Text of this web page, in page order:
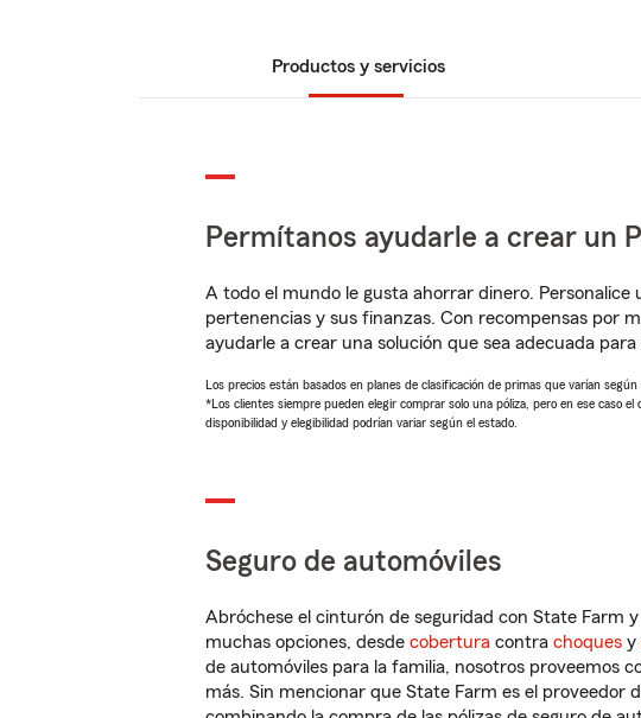
Productos y servicios
Permítanos ayudarle a crear un
A todo el mundo le gusta ahorrar dinero.
pertenencias y sus finanzas. Con recompensas por
ayudarle a crear una solución que sea adecuada para
Los precios están basados en planes de clasificación de primas que varían
*Los clientes siempre pueden elegir comprar solo una póliza, pero en ese caso
disponibilidad y elegibilidad podrían variar según el estado.
Seguro de automóviles
Abróchese el cinturón de seguridad con State Farm
muchas opciones, desde cobertura contra choques y
de automóviles para la familia, nosotros proveemos
más. Sin mencionar que State Farm es el proveedor